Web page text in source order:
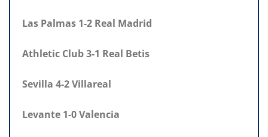
Las Palmas 1-2 Real Madrid
Athletic Club 3-1 Real Betis
Sevilla 4-2 Villareal
Levante 1-0 Valencia